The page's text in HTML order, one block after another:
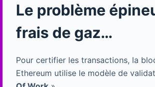
Le problème
frais de gaz…
Pour certifier les transactions, la
Ethereum utilise le modèle de